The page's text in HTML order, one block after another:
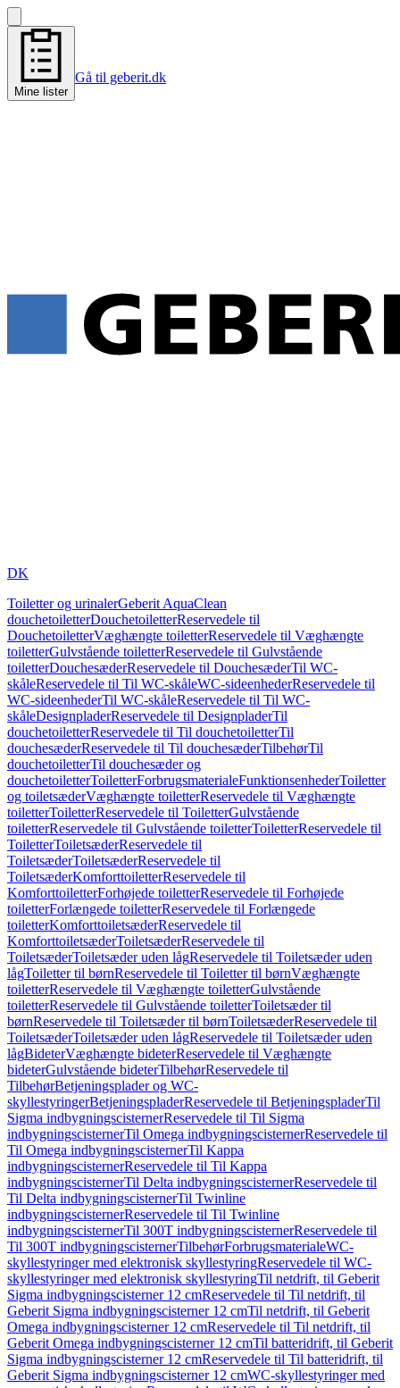
Mine lister
Gå til geberit.dk
DK
Toiletter og urinalerGeberit AquaClean
douchetoiletterDouchetoiletterReservedele til
DouchetoiletterVæghængte toiletterReservedele til Væghængte
toiletterGulvstående toiletterReservedele til Gulvstående
toiletterDouchesæderReservedele til DouchesæderTil WC-
skåleReservedele til Til WC-skåleWC-sideenhederReservedele til
WC-sideenhederTil WC-skåleReservedele til Til WC-
skåleDesignpladerReservedele til DesignpladerTil
douchetoiletterReservedele til Til douchetoiletterTil
douchesæderReservedele til Til douchesæderTilbehørTil
douchetoiletterTil douchesæder og
douchetoiletterToiletterForbrugsmaterialeFunktionsenhederToiletter
og toiletsæderVæghængte toiletterReservedele til Væghængte
toiletterToiletterReservedele til ToiletterGulvstående
toiletterReservedele til Gulvstående toiletterToiletterReservedele til
ToiletterToiletsæderReservedele til
ToiletsæderToiletsæderReservedele til
ToiletsæderKomforttoiletterReservedele til
KomforttoiletterForhøjede toiletterReservedele til Forhøjede
toiletterForlængede toiletterReservedele til Forlængede
toiletterKomforttoiletsæderReservedele til
KomforttoiletsæderToiletsæderReservedele til
ToiletsæderToiletsæder uden lågReservedele til Toiletsæder uden
lågToiletter til børnReservedele til Toiletter til børnVæghængte
toiletterReservedele til Væghængte toiletterGulvstående
toiletterReservedele til Gulvstående toiletterToiletsæder til
børnReservedele til Toiletsæder til børnToiletsæderReservedele til
ToiletsæderToiletsæder uden lågReservedele til Toiletsæder uden
lågBideterVæghængte bideterReservedele til Væghængte
bideterGulvstående bideterTilbehørReservedele til
TilbehørBetjeningsplader og WC-
skyllestyringerBetjeningspladerReservedele til BetjeningspladerTil
Sigma indbygningscisternerReservedele til Til Sigma
indbygningscisternerTil Omega indbygningscisternerReservedele til
Til Omega indbygningscisternerTil Kappa
indbygningscisternerReservedele til Til Kappa
indbygningscisternerTil Delta indbygningscisternerReservedele til
Til Delta indbygningscisternerTil Twinline
indbygningscisternerReservedele til Til Twinline
indbygningscisternerTil 300T indbygningscisternerReservedele til
Til 300T indbygningscisternerTilbehørForbrugsmaterialeWC-
skyllestyringer med elektronisk skyllestyringReservedele til WC-
skyllestyringer med elektronisk skyllestyringTil netdrift, til Geberit
Sigma indbygningscisterner 12 cmReservedele til Til netdrift, til
Geberit Sigma indbygningscisterner 12 cmTil netdrift, til Geberit
Omega indbygningscisterner 12 cmReservedele til Til netdrift, til
Geberit Omega indbygningscisterner 12 cmTil batteridrift, til Geberit
Sigma indbygningscisterner 12 cmReservedele til Til batteridrift, til
Geberit Sigma indbygningscisterner 12 cmWC-skyllestyringer med